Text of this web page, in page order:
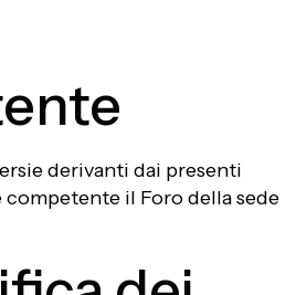
derivanti dai presenti
il Foro della sede